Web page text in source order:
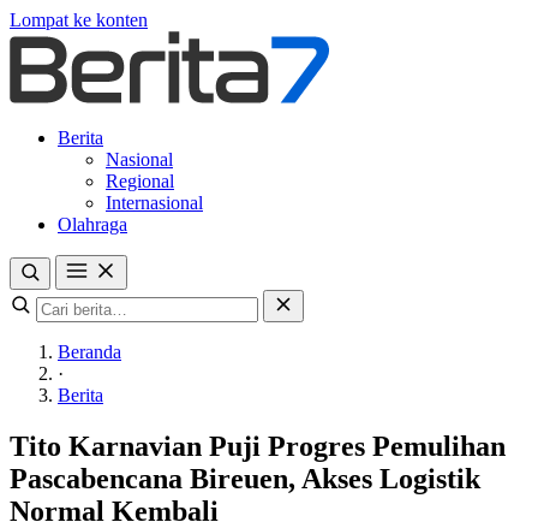
Lompat ke konten
Berita
Nasional
Regional
Internasional
Olahraga
Beranda
·
Berita
Tito Karnavian Puji Progres Pemulihan
Pascabencana Bireuen, Akses Logistik
Normal Kembali